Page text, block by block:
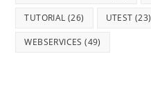
TUTORIAL (26) UTEST (23)
WEBSERVICES (49)